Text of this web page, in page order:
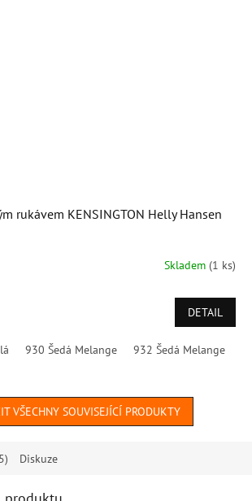
rukávem KENSINGTON Helly Hansen
Skladem (1 ks)
DETAIL
930 Šedá Melange 932 Šedá Melange
VŠECHNY SOUVISEJÍCÍ PRODUKTY
Diskuze